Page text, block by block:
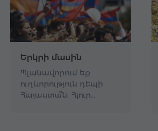
Երկրի մասին
Պլանավորում եք
ուղևորություն դեպի
Հայաստա՞ն: Հյուր…